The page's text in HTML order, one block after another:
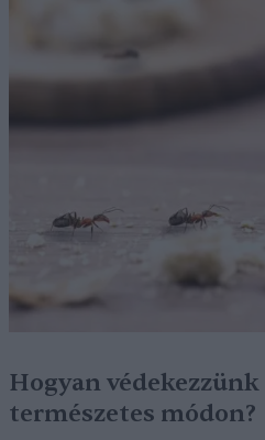
Hogyan
természetes módon?